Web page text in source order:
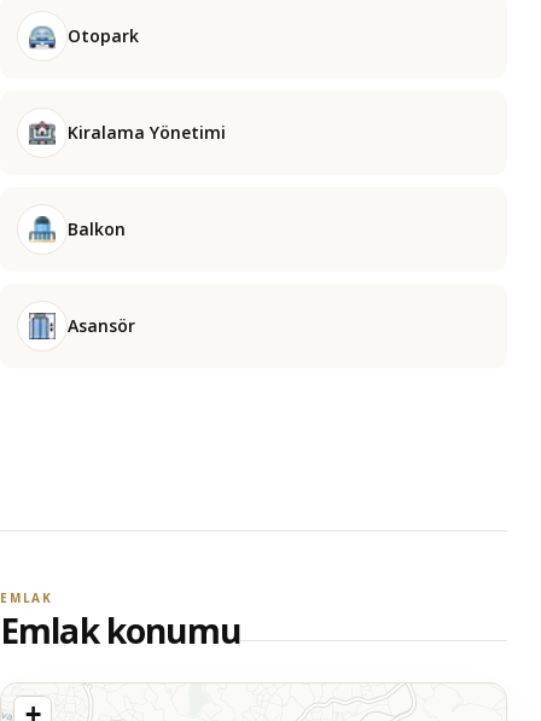
Otopark
Kiralama Yönetimi
Balkon
Asansör
EMLAK
Emlak konumu
+